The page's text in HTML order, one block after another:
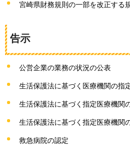
宮崎県財務規則の一部を改正する
告示
公営企業の業務の状況の公表
生活保護法に基づく医療機関の指
生活保護法に基づく指定医療機関
生活保護法に基づく指定医療機関
救急病院の認定